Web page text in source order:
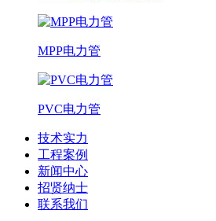
MPP电力管
PVC电力管
技术实力
工程案例
新闻中心
招贤纳士
联系我们